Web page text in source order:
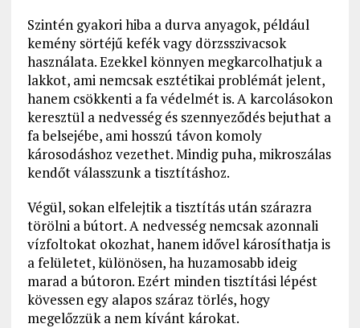
Szintén gyakori hiba a durva anyagok, például
kemény sörtéjű kefék vagy dörzsszivacsok
használata. Ezekkel könnyen megkarcolhatjuk a
lakkot, ami nemcsak esztétikai problémát jelent,
hanem csökkenti a fa védelmét is. A karcolásokon
keresztül a nedvesség és szennyeződés bejuthat a
fa belsejébe, ami hosszú távon komoly
károsodáshoz vezethet. Mindig puha, mikroszálas
kendőt válasszunk a tisztításhoz.
Végül, sokan elfelejtik a tisztítás után szárazra
törölni a bútort. A nedvesség nemcsak azonnali
vízfoltokat okozhat, hanem idővel károsíthatja is
a felületet, különösen, ha huzamosabb ideig
marad a bútoron. Ezért minden tisztítási lépést
kövessen egy alapos száraz törlés, hogy
megelőzzük a nem kívánt károkat.